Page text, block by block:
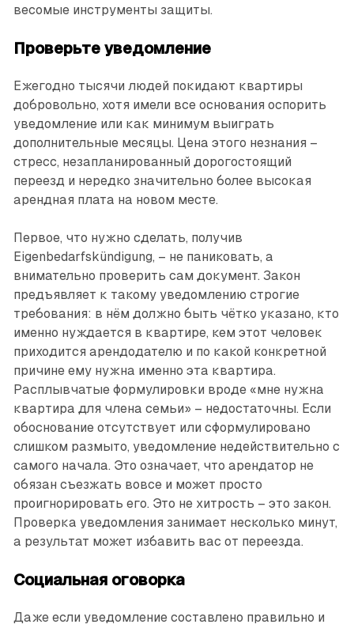
весомые инструменты защиты.
Проверьте уведомление
Ежегодно тысячи людей покидают квартиры
добровольно, хотя имели все основания оспорить
уведомление или как минимум выиграть
дополнительные месяцы. Цена этого незнания –
стресс, незапланированный дорогостоящий
переезд и нередко значительно более высокая
арендная плата на новом месте.
Первое, что нужно сделать, получив
Eigenbedarfskündigung, – не паниковать, а
внимательно проверить сам документ. Закон
предъявляет к такому уведомлению строгие
требования: в нём должно быть чётко указано, кто
именно нуждается в квартире, кем этот человек
приходится арендодателю и по какой конкретной
причине ему нужна именно эта квартира.
Расплывчатые формулировки вроде «мне нужна
квартира для члена семьи» – недостаточны. Если
обоснование отсутствует или сформулировано
слишком размыто, уведомление недействительно с
самого начала. Это означает, что арендатор не
обязан съезжать вовсе и может просто
проигнорировать его. Это не хитрость – это закон.
Проверка уведомления занимает несколько минут,
а результат может избавить вас от переезда.
Социальная оговорка
Даже если уведомление составлено правильно и